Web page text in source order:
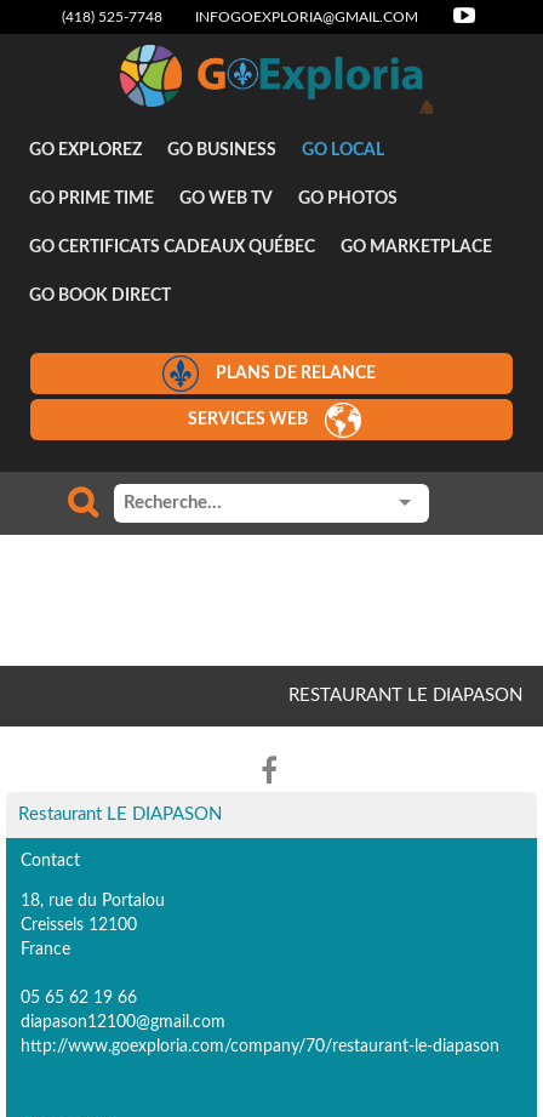
(418) 525-7748 INFOGOEXPLORIA@GMAIL.COM
Attraits
GO EXPLOREZ GO BUSINESS GO LOCAL
GO PRIME TIME GO WEB TV GO PHOTOS
GO CERTIFICATS CADEAUX QUÉBEC GO MARKETPLACE
GO BOOK DIRECT
PLANS DE RELANCE
SERVICES WEB
RESTAURANT LE DIAPASON
Restaurant LE DIAPASON
Contact
18, rue du Portalou
Creissels 12100
France
05 65 62 19 66
diapason12100@gmail.com
http://www.goexploria.com/company/70/restaurant-le-diapason